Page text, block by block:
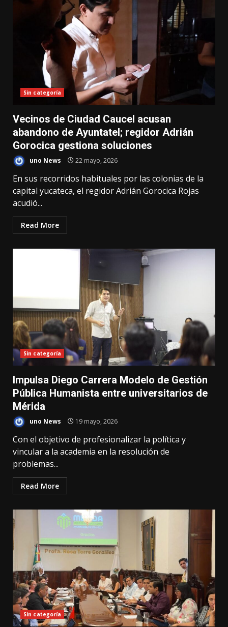
Sin categoría
Vecinos de Ciudad Caucel acusan
abandono de Ayuntatel; regidor Adrián
Gorocica gestiona soluciones
uno News 22 mayo, 2026
En sus recorridos habituales por las colonias de la
capital yucateca, el regidor Adrián Gorocica Rojas
acudió...
Read More
Sin categoría
Impulsa Diego Carrera Modelo de Gestión
Pública Humanista entre universitarios de
Mérida
uno News 19 mayo, 2026
Con el objetivo de profesionalizar la política y
vincular a la academia en la resolución de
problemas...
Read More
Sin categoría